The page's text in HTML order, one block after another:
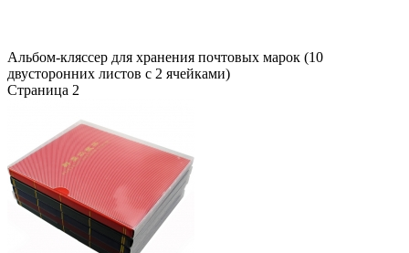
Альбом-кляссер для хранения почтовых марок (10
двусторонних листов с 2 ячейками)
Страница 2